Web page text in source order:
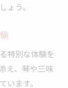
ょう。
特別な体験を
え、琴や三味
ます。